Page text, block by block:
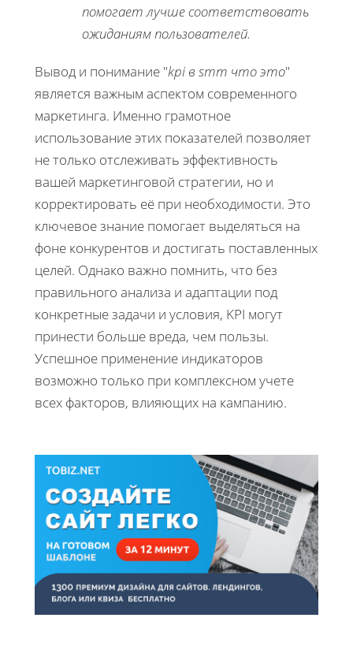
помогает лучше соответствовать
ожиданиям пользователей.
Вывод и понимание "kpi в smm что это"
является важным аспектом современного
маркетинга. Именно грамотное
использование этих показателей позволяет
не только отслеживать эффективность
вашей маркетинговой стратегии, но и
корректировать её при необходимости. Это
ключевое знание помогает выделяться на
фоне конкурентов и достигать поставленных
целей. Однако важно помнить, что без
правильного анализа и адаптации под
конкретные задачи и условия, KPI могут
принести больше вреда, чем пользы.
Успешное применение индикаторов
возможно только при комплексном учете
всех факторов, влияющих на кампанию.